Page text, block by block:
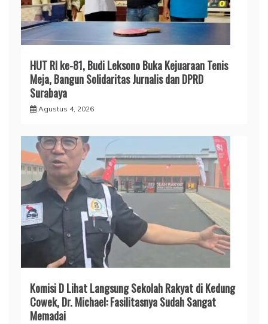
HUT RI ke-81, Budi Leksono Buka Kejuaraan Tenis
Meja, Bangun Solidaritas Jurnalis dan DPRD
Surabaya
Agustus 4, 2026
Komisi D Lihat Langsung Sekolah Rakyat di Kedung
Cowek, Dr. Michael: Fasilitasnya Sudah Sangat
Memadai